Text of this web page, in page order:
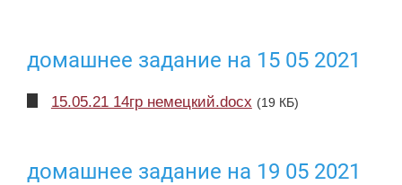
домашнее задание на 15 05 2021
15.05.21 14гр немецкий.docx (19 КБ)
домашнее задание на 19 05 2021